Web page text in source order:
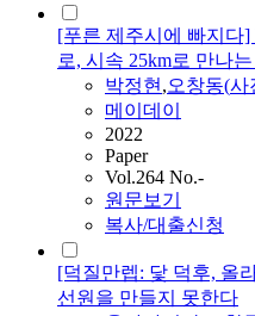
[푸른 제주시에 빠지다
로, 시속 25km로 만나는
박정현,오창동(사
메이데이
2022
Paper
Vol.264 No.-
원문보기
복사/대출신청
[덕질만렙: 닻 덕후, 올
선원을 만들지 못한다